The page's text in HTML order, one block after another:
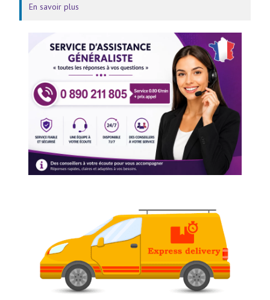
En savoir plus